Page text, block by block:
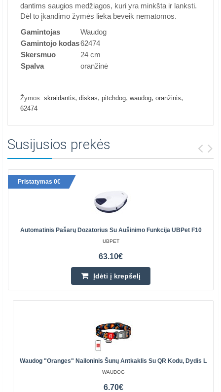
dantims saugios medžiagos, kuri yra minkšta ir lanksti.
Dėl to įkandimo žymės lieka beveik nematomos.
Gamintojas
Waudog
Gamintojo kodas62474
Skersmuo
24 cm
Spalva
oranžinė
Žymos: skraidantis, diskas, pitchdog, waudog, oranžinis,
62474
Susijusios prekės
Pristatymas 0€
Automatinis Pašarų Dozatorius Su Aušinimo Funkcija UBPet F10
UBPET
63.10€
Įdėti į krepšelį
Waudog "Oranges" Nailoninis Šunų Antkaklis Su QR Kodu, Dydis L
WAUDOG
6.70€